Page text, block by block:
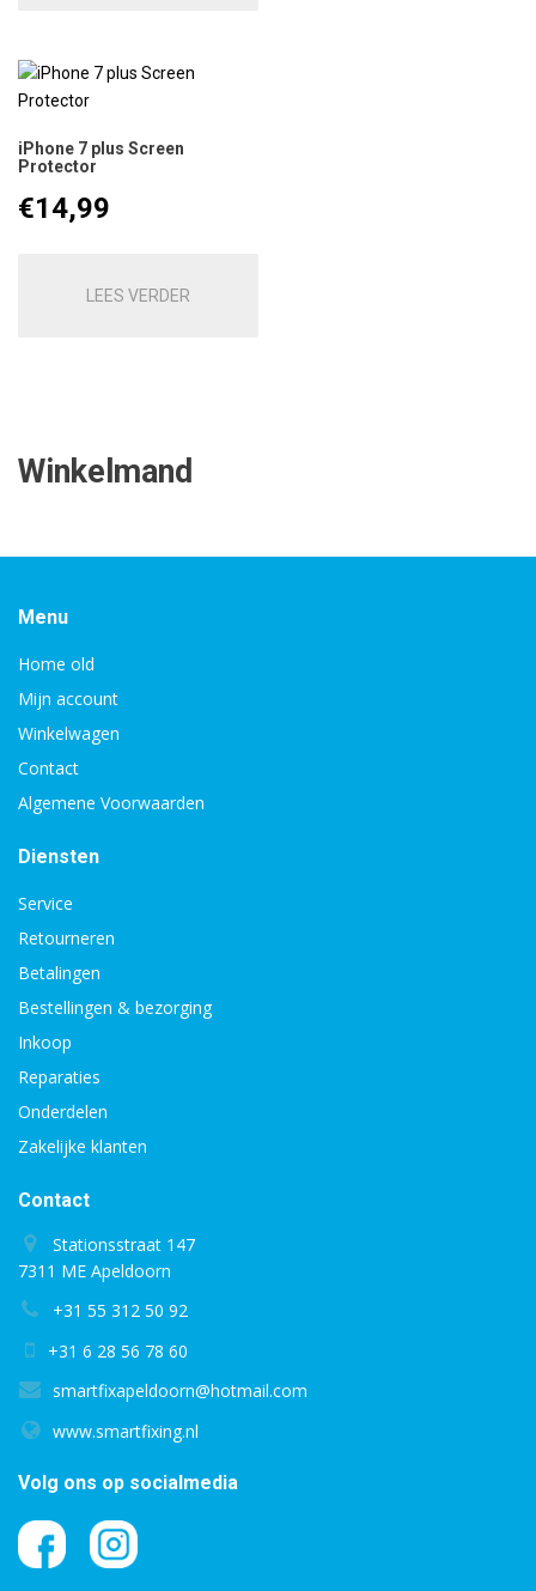
iPhone 7 plus Screen
Protector
€14,99
LEES VERDER
Winkelmand
Menu
Home old
Mijn account
Winkelwagen
Contact
Algemene Voorwaarden
Diensten
Service
Retourneren
Betalingen
Bestellingen & bezorging
Inkoop
Reparaties
Onderdelen
Zakelijke klanten
Contact
Stationsstraat 147
7311 ME Apeldoorn
+31 55 312 50 92
+31 6 28 56 78 60
smartfixapeldoorn@hotmail.com
www.smartfixing.nl
Volg ons op socialmedia